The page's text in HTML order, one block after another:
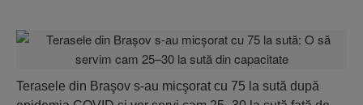
Terasele din Braşov s-au micşorat cu 75 la sută după